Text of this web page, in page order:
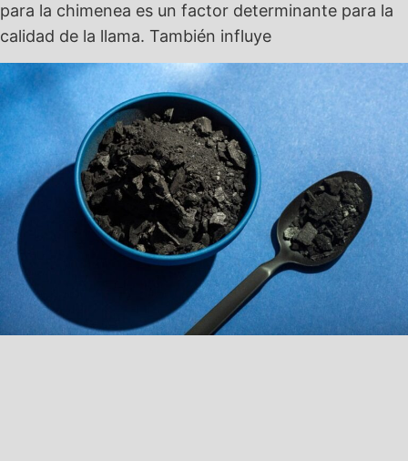
para la chimenea es un factor determinante para la
calidad de la llama. También influye